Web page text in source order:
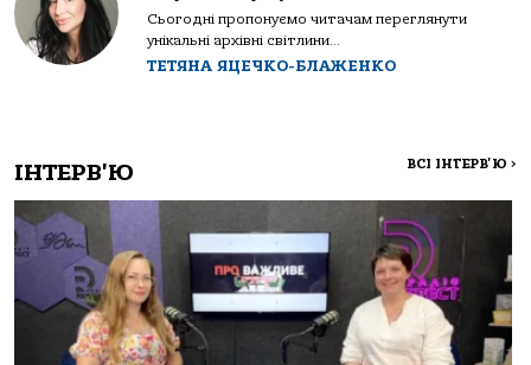
Сьогодні пропонуємо читачам переглянути
унікальні архівні світлини...
ТЕТЯНА ЯЦЕЧКО-БЛАЖЕНКО
ІНТЕРВ'Ю ВСІ ІНТЕРВ'Ю >